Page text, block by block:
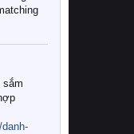
sắm